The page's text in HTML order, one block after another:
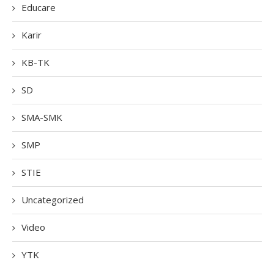
Educare
Karir
KB-TK
SD
SMA-SMK
SMP
STIE
Uncategorized
Video
YTK